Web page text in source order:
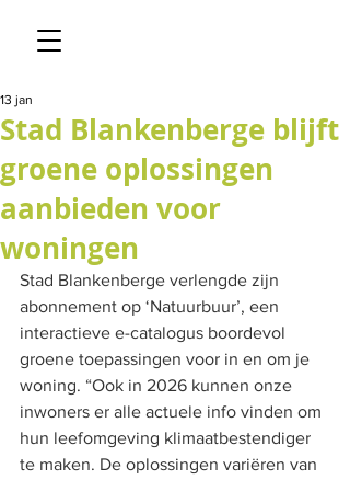
Stad Blankenberge blijft
groene oplossingen
aanbieden voor
woningen
13 jan
Stad Blankenberge verlengde zijn
abonnement op ‘Natuurbuur’, een
interactieve e-catalogus boordevol
groene toepassingen voor in en om je
woning. “Ook in 2026 kunnen onze
inwoners er alle actuele info vinden om
hun leefomgeving klimaatbestendiger
te maken. De oplossingen variëren van